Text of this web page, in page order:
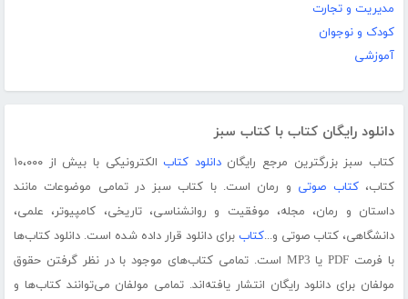
مدیریت و تجارت
کودک و نوجوان
آموزشی
دانلود رایگان کتاب با کتاب سبز
کتاب سبز بزرگترین مرجع رایگاندانلود کتاب
الکترونیکی با بیش از ۱۰،۰۰۰
کتاب،کتاب صوتی و رمان است. با کتاب سبز در تمامی موضوعات مانند
داستان و رمان، مجله، موفقیت و روانشناسی، تاریخی، کامپیوتر، علمی،
دانشگاهی، کتاب صوتی و...کتاب برای دانلود قرار داده شده است. دانلود کتاب‌ها
با فرمت PDF یا MP3 است. تمامی کتاب‌های موجود با در نظر گرفتن حقوق
مولفان برای دانلود رایگان انتشار یافته‌اند. تمامی مولفان می‌توانند کتاب‌ها و